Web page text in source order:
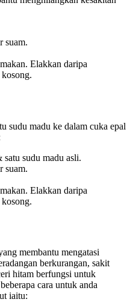
suam.
Elakkan daripa
sudu madu ke dalam cuka epal
sudu madu asli.
suam.
Elakkan daripa
membantu mengatasi
berkurangan, sakit
hitam berfungsi untuk
cara untuk anda
iaitu: